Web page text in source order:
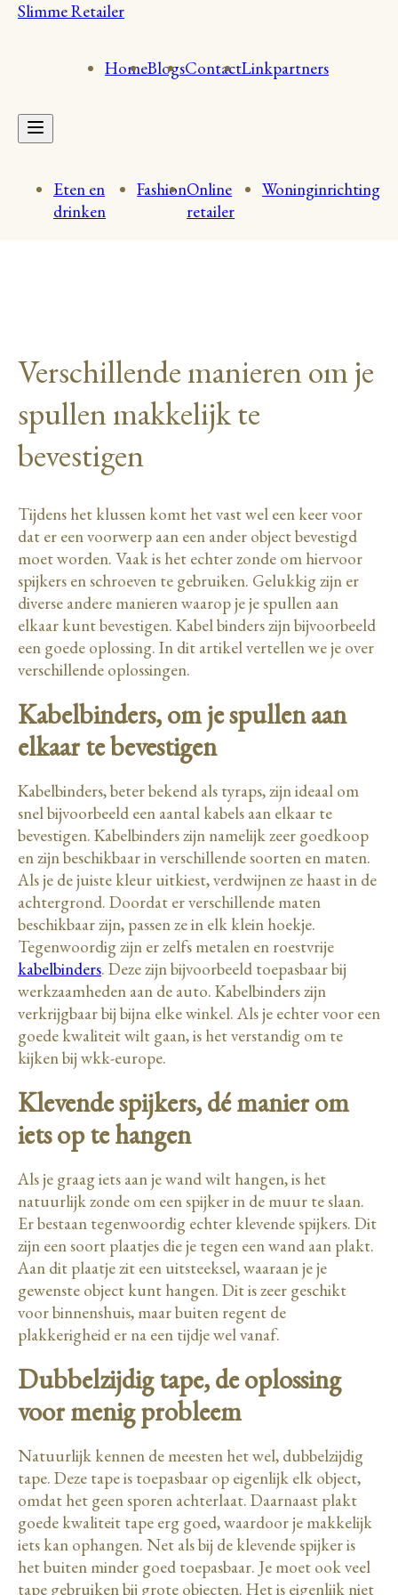
Slimme Retailer
HomeBlogsContactLinkpartners
Eten en
drinken
FashionOnline
retailer
Woninginrichting
Verschillende manieren om je
spullen makkelijk te
bevestigen
Tijdens het klussen komt het vast wel een keer voor
dat er een voorwerp aan een ander object bevestigd
moet worden. Vaak is het echter zonde om hiervoor
spijkers en schroeven te gebruiken. Gelukkig zijn er
diverse andere manieren waarop je je spullen aan
elkaar kunt bevestigen. Kabel binders zijn bijvoorbeeld
een goede oplossing. In dit artikel vertellen we je over
verschillende oplossingen.
Kabelbinders, om je spullen aan
elkaar te bevestigen
Kabelbinders, beter bekend als tyraps, zijn ideaal om
snel bijvoorbeeld een aantal kabels aan elkaar te
bevestigen. Kabelbinders zijn namelijk zeer goedkoop
en zijn beschikbaar in verschillende soorten en maten.
Als je de juiste kleur uitkiest, verdwijnen ze haast in de
achtergrond. Doordat er verschillende maten
beschikbaar zijn, passen ze in elk klein hoekje.
Tegenwoordig zijn er zelfs metalen en roestvrije
kabelbinders. Deze zijn bijvoorbeeld toepasbaar bij
werkzaamheden aan de auto. Kabelbinders zijn
verkrijgbaar bij bijna elke winkel. Als je echter voor een
goede kwaliteit wilt gaan, is het verstandig om te
kijken bij wkk-europe.
Klevende spijkers, dé manier om
iets op te hangen
Als je graag iets aan je wand wilt hangen, is het
natuurlijk zonde om een spijker in de muur te slaan.
Er bestaan tegenwoordig echter klevende spijkers. Dit
zijn een soort plaatjes die je tegen een wand aan plakt.
Aan dit plaatje zit een uitsteeksel, waaraan je je
gewenste object kunt hangen. Dit is zeer geschikt
voor binnenshuis, maar buiten regent de
plakkerigheid er na een tijdje wel vanaf.
Dubbelzijdig tape, de oplossing
voor menig probleem
Natuurlijk kennen de meesten het wel, dubbelzijdig
tape. Deze tape is toepasbaar op eigenlijk elk object,
omdat het geen sporen achterlaat. Daarnaast plakt
goede kwaliteit tape erg goed, waardoor je makkelijk
iets kan ophangen. Net als bij de klevende spijker is
het buiten minder goed toepasbaar. Je moet ook veel
tape gebruiken bij grote objecten. Het is eigenlijk niet